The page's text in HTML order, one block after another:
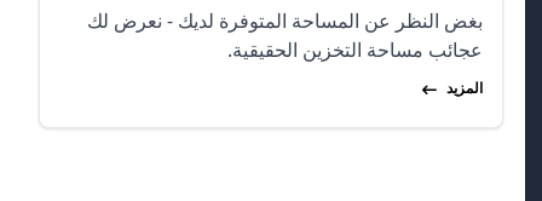
بغض النظر عن المساحة المتوفرة لديك - نعرض لك
عجائب مساحة التخزين الحقيقية.
المزيد